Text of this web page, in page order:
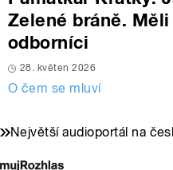
Zelené bráně.
odborníci
28. květen 2026
O čem se mluví
Největší audioportál na